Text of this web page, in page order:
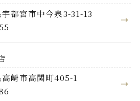
都宮市中今泉3-31-13
崎市高関町405-1